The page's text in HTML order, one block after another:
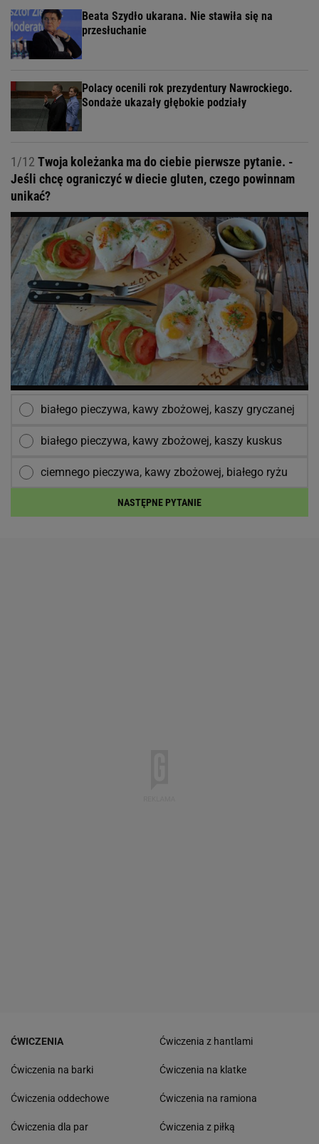
Beata Szydło ukarana. Nie stawiła się na
przesłuchanie
Polacy ocenili rok prezydentury Nawrockiego.
Sondaże ukazały głębokie podziały
1/12 Twoja koleżanka ma do ciebie pierwsze pytanie. -
Jeśli chcę ograniczyć w diecie gluten, czego powinnam
unikać?
białego pieczywa, kawy zbożowej, kaszy gryczanej
białego pieczywa, kawy zbożowej, kaszy kuskus
ciemnego pieczywa, kawy zbożowej, białego ryżu
NASTĘPNE PYTANIE
ĆWICZENIA
Ćwiczenia na barki
Ćwiczenia oddechowe
Ćwiczenia dla par
Ćwiczenia z hantlami
Ćwiczenia na klatke
Ćwiczenia na ramiona
Ćwiczenia z piłką